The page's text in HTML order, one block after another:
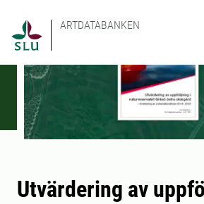
ARTDATABANKEN
Utvärdering av